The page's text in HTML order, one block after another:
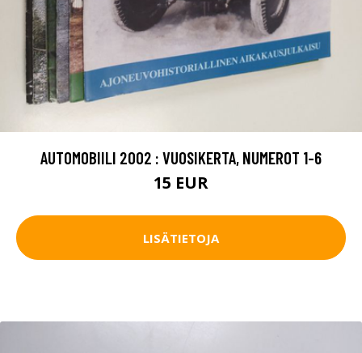
AUTOMOBIILI 2002 : VUOSIKERTA, NUMEROT 1-6
15 EUR
LISÄTIETOJA